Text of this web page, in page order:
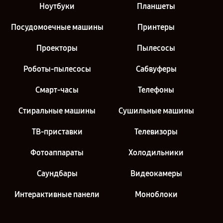
Ноутбуки Планшеты
Посудомоечные машины Принтеры
Проекторы Пылесосы
Роботы-пылесосы Сабвуферы
Смарт-часы Телефоны
Стиральные машины Сушильные машины
ТВ-приставки Телевизоры
Фотоаппараты Холодильники
Саундбары Видеокамеры
Интерактивные панели Моноблоки